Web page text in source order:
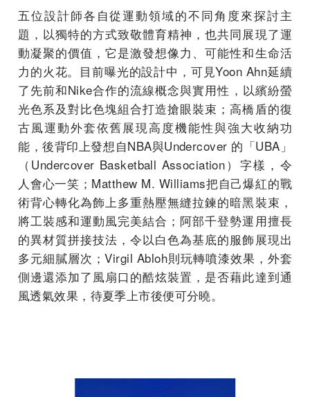
五位設計師各自從運動領域的不同角度來探討主
題，以獨特的方式致敬體育精神，也共同展現了運
動凝聚的價值，它是激發想像力、可能性和生命活
力的火花。目前曝光的設計中，可見Yoon Ahn延續
了先前和Nike合作的流線概念與實用性，以繽紛螢
光色系及對比色塊組合打造搶眼裝束；高橋盾的復
古風運動外套依舊展現高度機能性與強大收納功
能，後背印上發想自NBA與Undercover 的「UBA」
（Undercover Basketball Association）字樣，令
人會心一笑；Matthew M. Williams把自己爆紅的戰
術背心轉化為飾上多重熱壓無縫拉鍊的暗黑裝束，
將工裝感和運動風完美結合；阿部千登勢運用擅長
的異材質拼接技法，令以白色為基底的服飾展現出
多元細膩層次；Virgil Abloh則玩轉噴漆效果，外套
側邊還添加了風扇口的酷炫裝置，是否藉此達到通
風透氣效果，待夏季上市後便可分曉。